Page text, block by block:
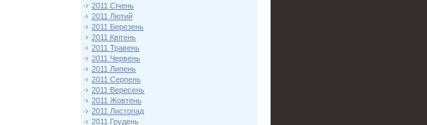
2011 Січень
2011 Лютий
2011 Березень
2011 Квітень
2011 Травень
2011 Червень
2011 Липень
2011 Серпень
2011 Вересень
2011 Жовтень
2011 Листопад
2011 Грудень